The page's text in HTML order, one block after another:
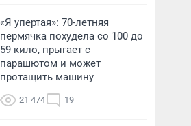
«Я упертая»: 70-летняя
пермячка похудела со 100 до
59 кило, прыгает с
парашютом и может
протащить машину
21 474 19